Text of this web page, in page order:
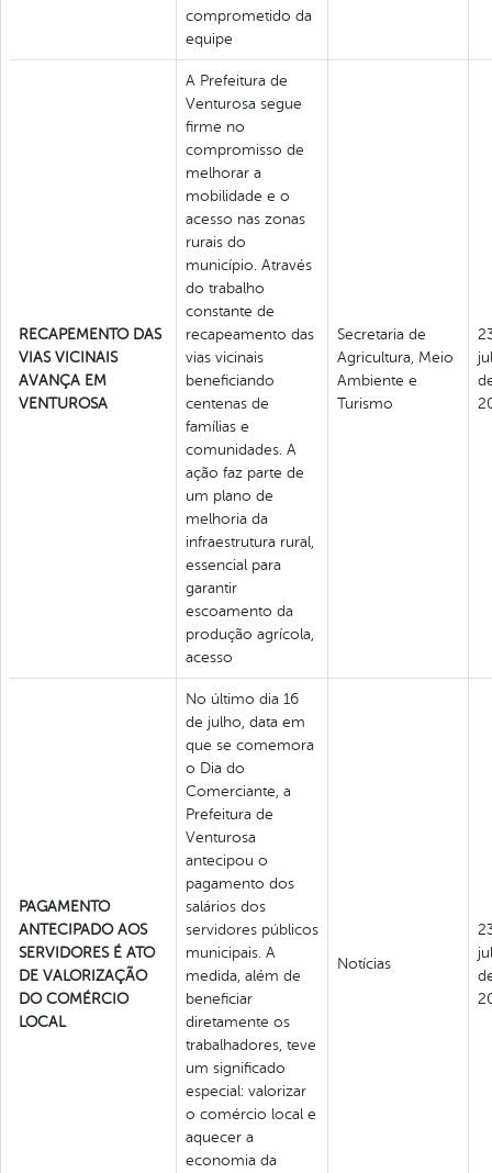
comprometido da
equipe
RECAPEMENTO DAS
VIAS VICINAIS
AVANÇA EM
VENTUROSA
A Prefeitura de
Venturosa segue
firme no
compromisso de
melhorar a
mobilidade e o
acesso nas zonas
rurais do
município. Através
do trabalho
constante de
recapeamento das
vias vicinais
beneficiando
centenas de
famílias e
comunidades. A
ação faz parte de
um plano de
melhoria da
infraestrutura rural,
essencial para
garantir
escoamento da
produção agrícola,
acesso
Secretaria de
Agricultura, Meio
Ambiente e
Turismo
PAGAMENTO
ANTECIPADO AOS
SERVIDORES É ATO
DE VALORIZAÇÃO
DO COMÉRCIO
LOCAL
No último dia 16
de julho, data em
que se comemora
o Dia do
Comerciante, a
Prefeitura de
Venturosa
antecipou o
pagamento dos
salários dos
servidores públicos
municipais. A
medida, além de
beneficiar
diretamente os
trabalhadores, teve
um significado
especial: valorizar
o comércio local e
aquecer a
economia da
Notícias